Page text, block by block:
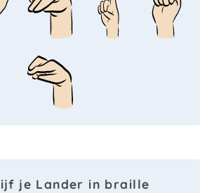
je Lander in braille